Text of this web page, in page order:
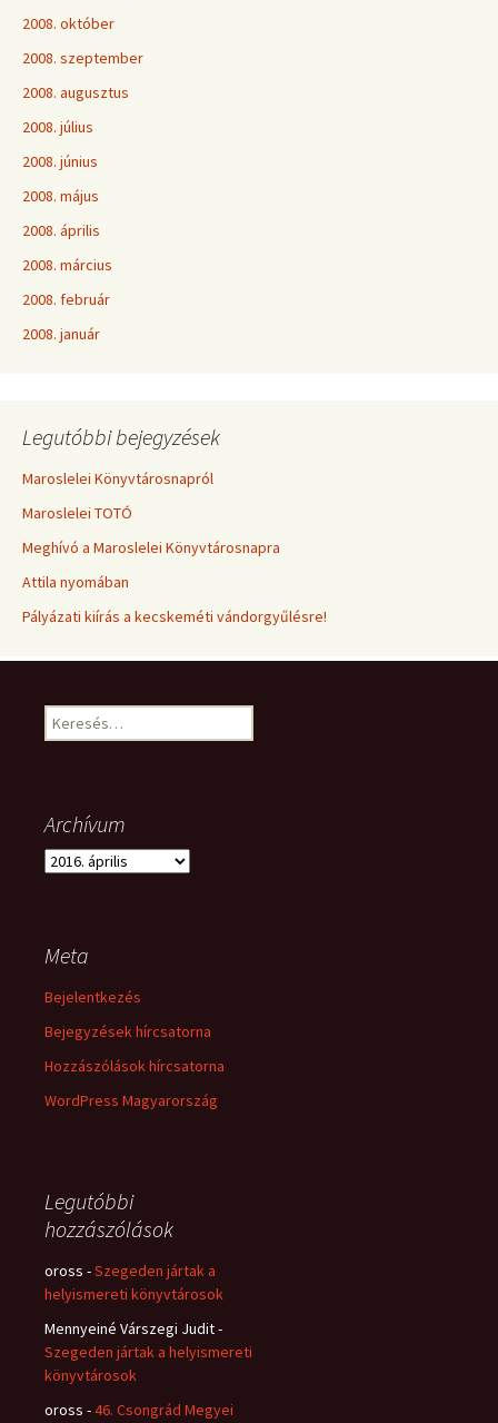
2008. október
2008. szeptember
2008. augusztus
2008. július
2008. június
2008. május
2008. április
2008. március
2008. február
2008. január
Legutóbbi bejegyzések
Maroslelei Könyvtárosnapról
Maroslelei TOTÓ
Meghívó a Maroslelei Könyvtárosnapra
Attila nyomában
Pályázati kiírás a kecskeméti vándorgyűlésre!
Keresés:
Archívum
Archívum
Meta
Bejelentkezés
Bejegyzések hírcsatorna
Hozzászólások hírcsatorna
WordPress Magyarország
Legutóbbi
hozzászólások
oross -Szegeden jártak a
helyismereti könyvtárosok
Mennyeiné Várszegi Judit-
Szegeden jártak a helyismereti
könyvtárosok
oross -46. Csongrád Megyei